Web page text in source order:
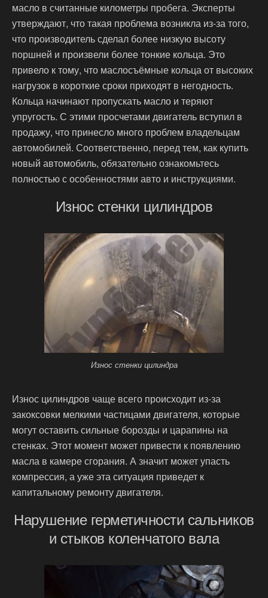
масло в считанные километры пробега. Эксперты
утверждают, что такая проблема возникла из-за того,
что производитель сделал более низкую высоту
поршней и произвели более тонкие кольца. Это
привело к тому, что маслосъёмные кольца от высоких
нагрузок в короткие сроки приходят в негодность.
Кольца начинают пропускать масло и теряют
упругость. С этими просчетами двигатель вступил в
продажу, что принесло много проблем владельцам
автомобилей. Соответственно, перед тем, как купить
новый автомобиль, обязательно ознакомьтесь
полностью с особенностями авто и инструкциями.
Износ стенки цилиндров
Износ стенки цилиндра
Износ цилиндров чаще всего происходит из-за
закоксовки мелкими частицами двигателя, которые
могут оставить сильные борозды и царапины на
стенках. Этот момент может привести к появлению
масла в камере сгорания. А значит может упасть
компрессия, а уже эта ситуация приведет к
капитальному ремонту двигателя.
Нарушение герметичности сальников
и стыков коленчатого вала